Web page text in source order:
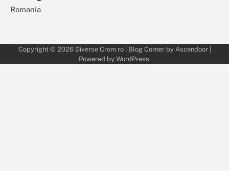
Romania
Copyright © 2026 Diverse Crom ro| Blog Corner by Ascendoor|
Powered by WordPress.